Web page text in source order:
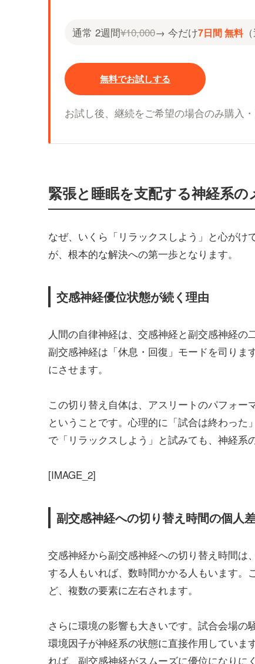
通常 2週間¥10,000→ 今だけ7日間 無料（
無料でお試しする
お試し後、継続をご希望の場合のみ購入
緊張と睡眠を支配する神経系の
なぜ、いくら「リラックスしよう」と心がけ
が、根本的な解決への第一歩となります。
交感神経優位状態が続く理由
人間の自律神経は、交感神経と副交感神経の
副交感神経は「休息・回復」モードを司り
にさせます。
この切り替え自体は、アスリートのパフォ
ということです。心理的に「試合は終わっ
で「リラックスしよう」と試みても、神経系
[IMAGE_2]
副交感神経への切り替え時間の個人
交感神経から副交感神経への切り替え時間は
する人もいれば、数時間かかる人もいます
ど、複数の要素に左右されます。
さらに環境の影響も大きいです。試合会場
環境因子が神経系の状態に直接作用してい
れば、副交感神経がスムーズに優位になりに